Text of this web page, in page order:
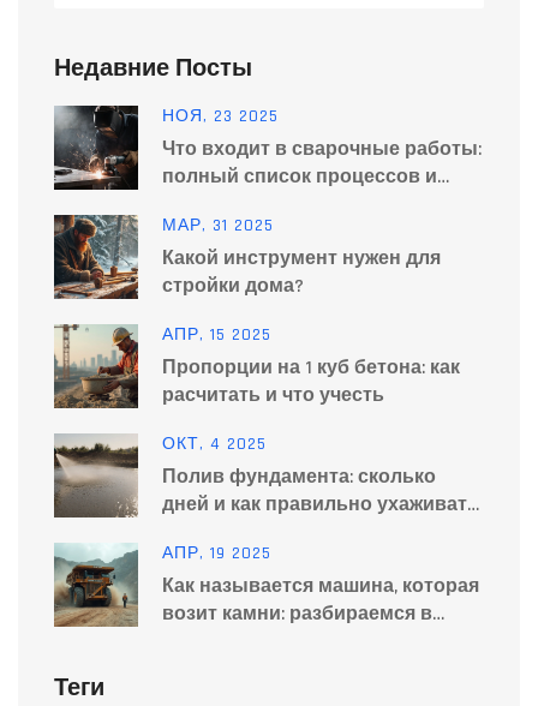
Недавние Посты
НОЯ, 23 2025
Что входит в сварочные работы:
полный список процессов и
МАР, 31 2025
Какой инструмент нужен для
стройки дома?
АПР, 15 2025
Пропорции на 1 куб бетона: как
расчитать и что учесть
ОКТ, 4 2025
Полив фундамента: сколько
дней и как правильно ухаживать
АПР, 19 2025
Как называется машина, которая
возит камни: разбираемся в
Теги